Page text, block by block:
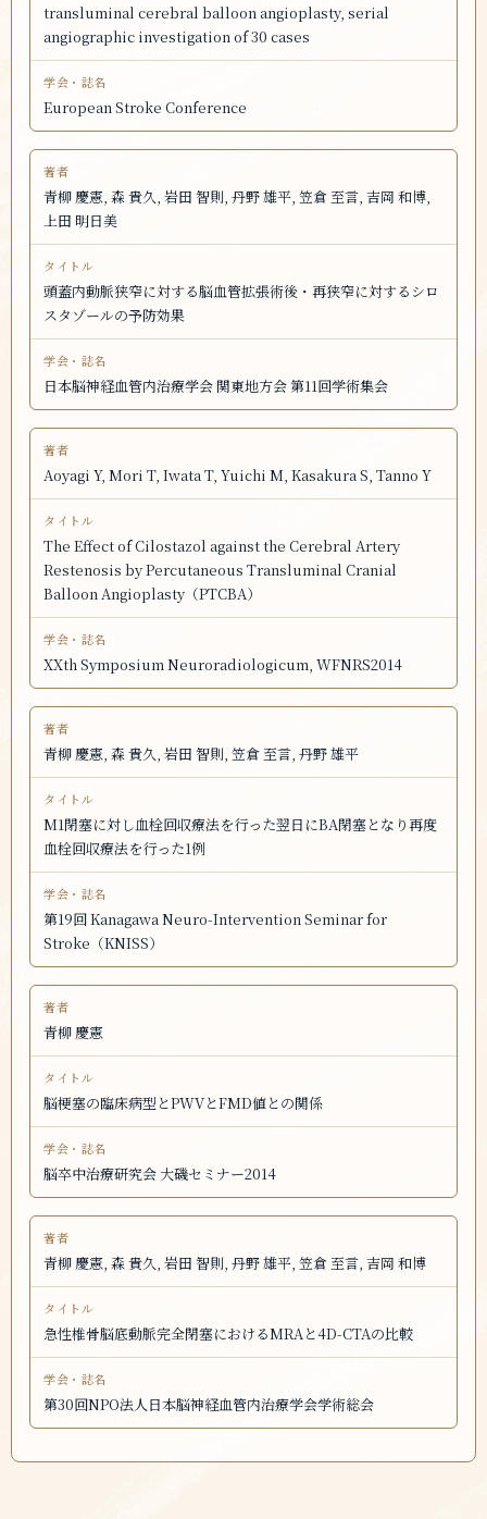
transluminal cerebral balloon angioplasty, serial
angiographic investigation of 30 cases
European Stroke Conference
青柳 慶憲, 森 貴久, 岩田 智則, 丹野 雄平, 笠倉 至言, 吉岡 和博,
上田 明日美
頭蓋内動脈狭窄に対する脳血管拡張術後・再狭窄に対するシロ
スタゾールの予防効果
日本脳神経血管内治療学会 関東地方会 第11回学術集会
Aoyagi Y, Mori T, Iwata T, Yuichi M, Kasakura S, Tanno Y
The Effect of Cilostazol against the Cerebral Artery
Restenosis by Percutaneous Transluminal Cranial
Balloon Angioplasty（PTCBA）
XXth Symposium Neuroradiologicum, WFNRS2014
青柳 慶憲, 森 貴久, 岩田 智則, 笠倉 至言, 丹野 雄平
M1閉塞に対し血栓回収療法を行った翌日にBA閉塞となり再度
血栓回収療法を行った1例
第19回 Kanagawa Neuro-Intervention Seminar for
Stroke（KNISS）
青柳 慶憲
脳梗塞の臨床病型とPWVとFMD値との関係
脳卒中治療研究会 大磯セミナー2014
青柳 慶憲, 森 貴久, 岩田 智則, 丹野 雄平, 笠倉 至言, 吉岡 和博
急性椎骨脳底動脈完全閉塞におけるMRAと4D-CTAの比較
第30回NPO法人日本脳神経血管内治療学会学術総会